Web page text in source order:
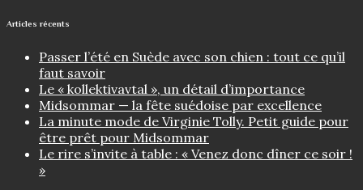
Articles récents
Passer l’été en Suède avec son chien : tout ce qu’il
faut savoir
Le « kollektivavtal », un détail d’importance
Midsommar — la fête suédoise par excellence
La minute mode de Virginie Tolly. Petit guide pour
être prêt pour Midsommar
Le rire s’invite à table : « Venez donc dîner ce soir !
»